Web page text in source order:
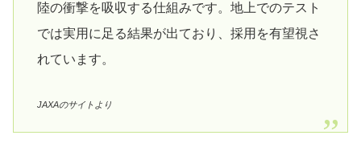
陸の衝撃を吸収する仕組みです。地上でのテスト
では実用に足る結果が出ており、採用を有望視さ
れています。
JAXAのサイトより